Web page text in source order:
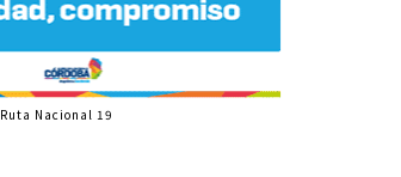
Ruta Nacional 19